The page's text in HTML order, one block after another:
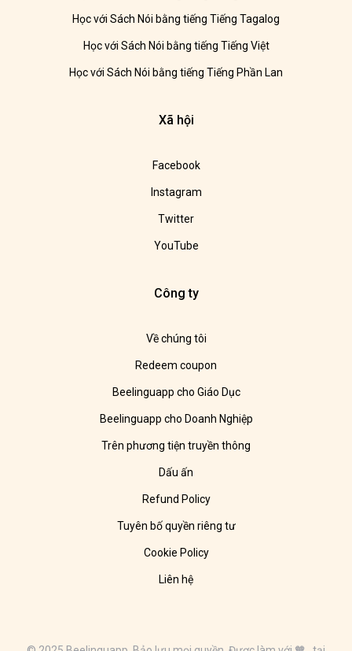
Học với Sách Nói bằng tiếng Tiếng Tagalog
Học với Sách Nói bằng tiếng Tiếng Việt
Học với Sách Nói bằng tiếng Tiếng Phần Lan
Xã hội
Facebook
Instagram
Twitter
YouTube
Công ty
Về chúng tôi
Redeem coupon
Beelinguapp cho Giáo Dục
Beelinguapp cho Doanh Nghiệp
Trên phương tiện truyền thông
Dấu ấn
Refund Policy
Tuyên bố quyền riêng tư
Cookie Policy
Liên hệ